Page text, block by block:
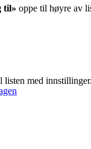
til» oppe til høyre av
med